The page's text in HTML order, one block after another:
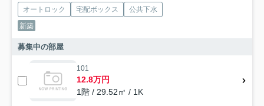
オートロック 宅配ボックス
公共下水
新築
募集中の部屋
101
12.8万円
1階 / 29.52㎡ / 1K